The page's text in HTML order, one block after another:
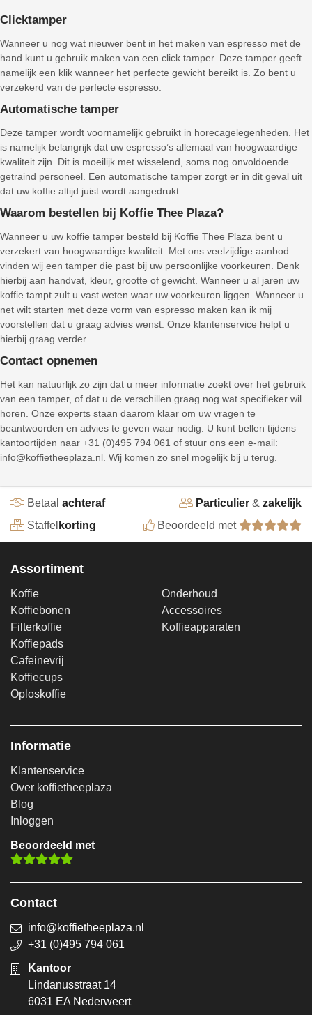
Clicktamper
Wanneer u nog wat nieuwer bent in het maken van espresso met de
hand kunt u gebruik maken van een click tamper. Deze tamper geeft
namelijk een klik wanneer het perfecte gewicht bereikt is. Zo bent u
verzekerd van de perfecte espresso.
Automatische tamper
Deze tamper wordt voornamelijk gebruikt in horecagelegenheden. Het
is namelijk belangrijk dat uw espresso’s allemaal van hoogwaardige
kwaliteit zijn. Dit is moeilijk met wisselend, soms nog onvoldoende
getraind personeel. Een automatische tamper zorgt er in dit geval uit
dat uw koffie altijd juist wordt aangedrukt.
Waarom bestellen bij Koffie Thee Plaza?
Wanneer u uw koffie tamper besteld bij Koffie Thee Plaza bent u
verzekert van hoogwaardige kwaliteit. Met ons veelzijdige aanbod
vinden wij een tamper die past bij uw persoonlijke voorkeuren. Denk
hierbij aan handvat, kleur, grootte of gewicht. Wanneer u al jaren uw
koffie tampt zult u vast weten waar uw voorkeuren liggen. Wanneer u
net wilt starten met deze vorm van espresso maken kan ik mij
voorstellen dat u graag advies wenst. Onze klantenservice helpt u
hierbij graag verder.
Contact opnemen
Het kan natuurlijk zo zijn dat u meer informatie zoekt over het gebruik
van een tamper, of dat u de verschillen graag nog wat specifieker wil
horen. Onze experts staan daarom klaar om uw vragen te
beantwoorden en advies te geven waar nodig. U kunt bellen tijdens
kantoortijden naar +31 (0)495 794 061 of stuur ons een e-mail:
info@koffietheeplaza.nl. Wij komen zo snel mogelijk bij u terug.
Betaal achteraf Particulier & zakelijk
Staffel korting Beoordeeld met
Assortiment
Koffie
Koffiebonen
Filterkoffie
Koffiepads
Cafeinevrij
Koffiecups
Oploskoffie
Onderhoud
Accessoires
Koffieapparaten
Informatie
Klantenservice
Over koffietheeplaza
Blog
Inloggen
Beoordeeld met
Contact
info@koffietheeplaza.nl
+31 (0)495 794 061
Kantoor
Lindanusstraat 14
6031 EA Nederweert